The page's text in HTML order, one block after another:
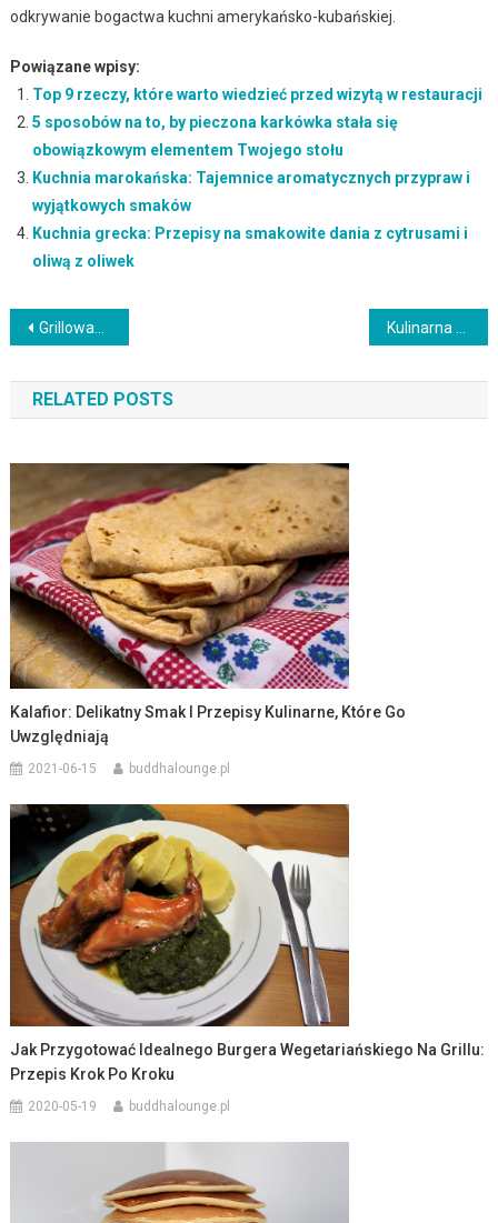
odkrywanie bogactwa kuchni amerykańsko-kubańskiej.
Powiązane wpisy:
Top 9 rzeczy, które warto wiedzieć przed wizytą w restauracji
5 sposobów na to, by pieczona karkówka stała się
obowiązkowym elementem Twojego stołu
Kuchnia marokańska: Tajemnice aromatycznych przypraw i
wyjątkowych smaków
Kuchnia grecka: Przepisy na smakowite dania z cytrusami i
oliwą z oliwek
Nawigacja
wpisu
Grillowane dania z warzywami z ogródka: Przepisy na zdrowe i smakowite dania
RELATED POSTS
Kalafior: Delikatny Smak I Przepisy Kulinarne, Które Go
Uwzględniają
2021-06-15 buddhalounge.pl
Jak Przygotować Idealnego Burgera Wegetariańskiego Na Grillu:
Przepis Krok Po Kroku
2020-05-19 buddhalounge.pl